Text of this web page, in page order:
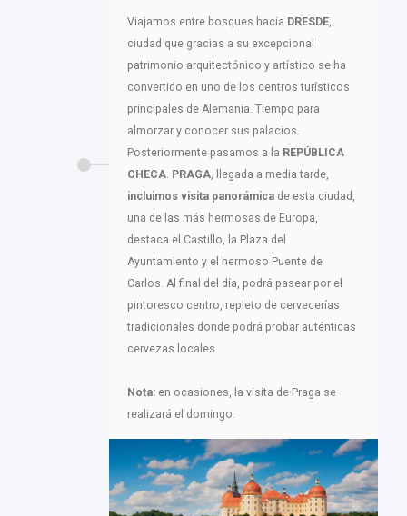
Viajamos entre bosques hacia DRESDE,
ciudad que gracias a su excepcional
patrimonio arquitectónico y artístico se ha
convertido en uno de los centros turísticos
principales de Alemania. Tiempo para
almorzar y conocer sus palacios.
Posteriormente pasamos a la REPÚBLICA
CHECA. PRAGA, llegada a media tarde,
incluimos visita panorámica de esta ciudad,
una de las más hermosas de Europa,
destaca el Castillo, la Plaza del
Ayuntamiento y el hermoso Puente de
Carlos. Al final del día, podrá pasear por el
pintoresco centro, repleto de cervecerías
tradicionales donde podrá probar auténticas
cervezas locales.
Nota: en ocasiones, la visita de Praga se
realizará el domingo.